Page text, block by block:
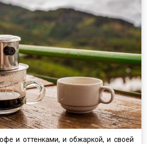
и оттенками, и обжаркой, и своей